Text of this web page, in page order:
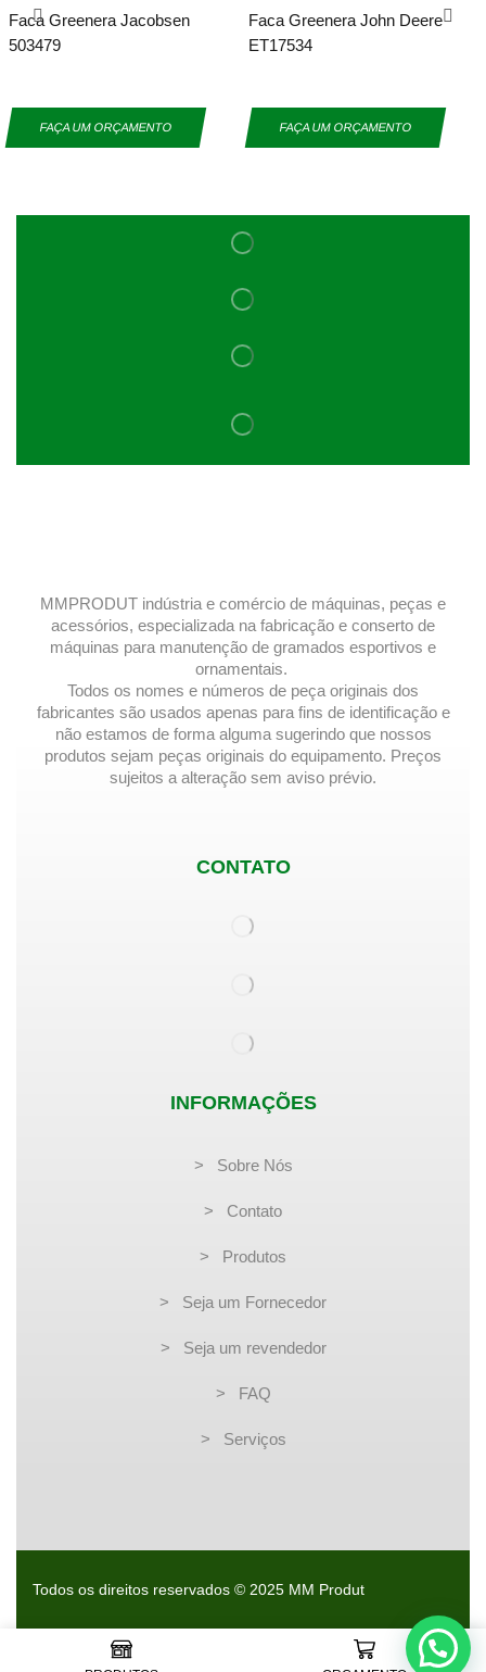
Faca Greenera Jacobsen
503479
FAÇA UM ORÇAMENTO
Faca Greenera John Deere
ET17534
FAÇA UM ORÇAMENTO
MMPRODUT indústria e comércio de máquinas, peças e
acessórios, especializada na fabricação e conserto de
máquinas para manutenção de gramados esportivos e
ornamentais.
Todos os nomes e números de peça originais dos
fabricantes são usados ​​apenas para fins de identificação e
não estamos de forma alguma sugerindo que nossos
produtos sejam peças originais do equipamento. Preços
sujeitos a alteração sem aviso prévio.
CONTATO
INFORMAÇÕES
> Sobre Nós
> Contato
> Produtos
> Seja um Fornecedor
> Seja um revendedor
> FAQ
> Serviços
Todos os direitos reservados © 2025 MM Produt